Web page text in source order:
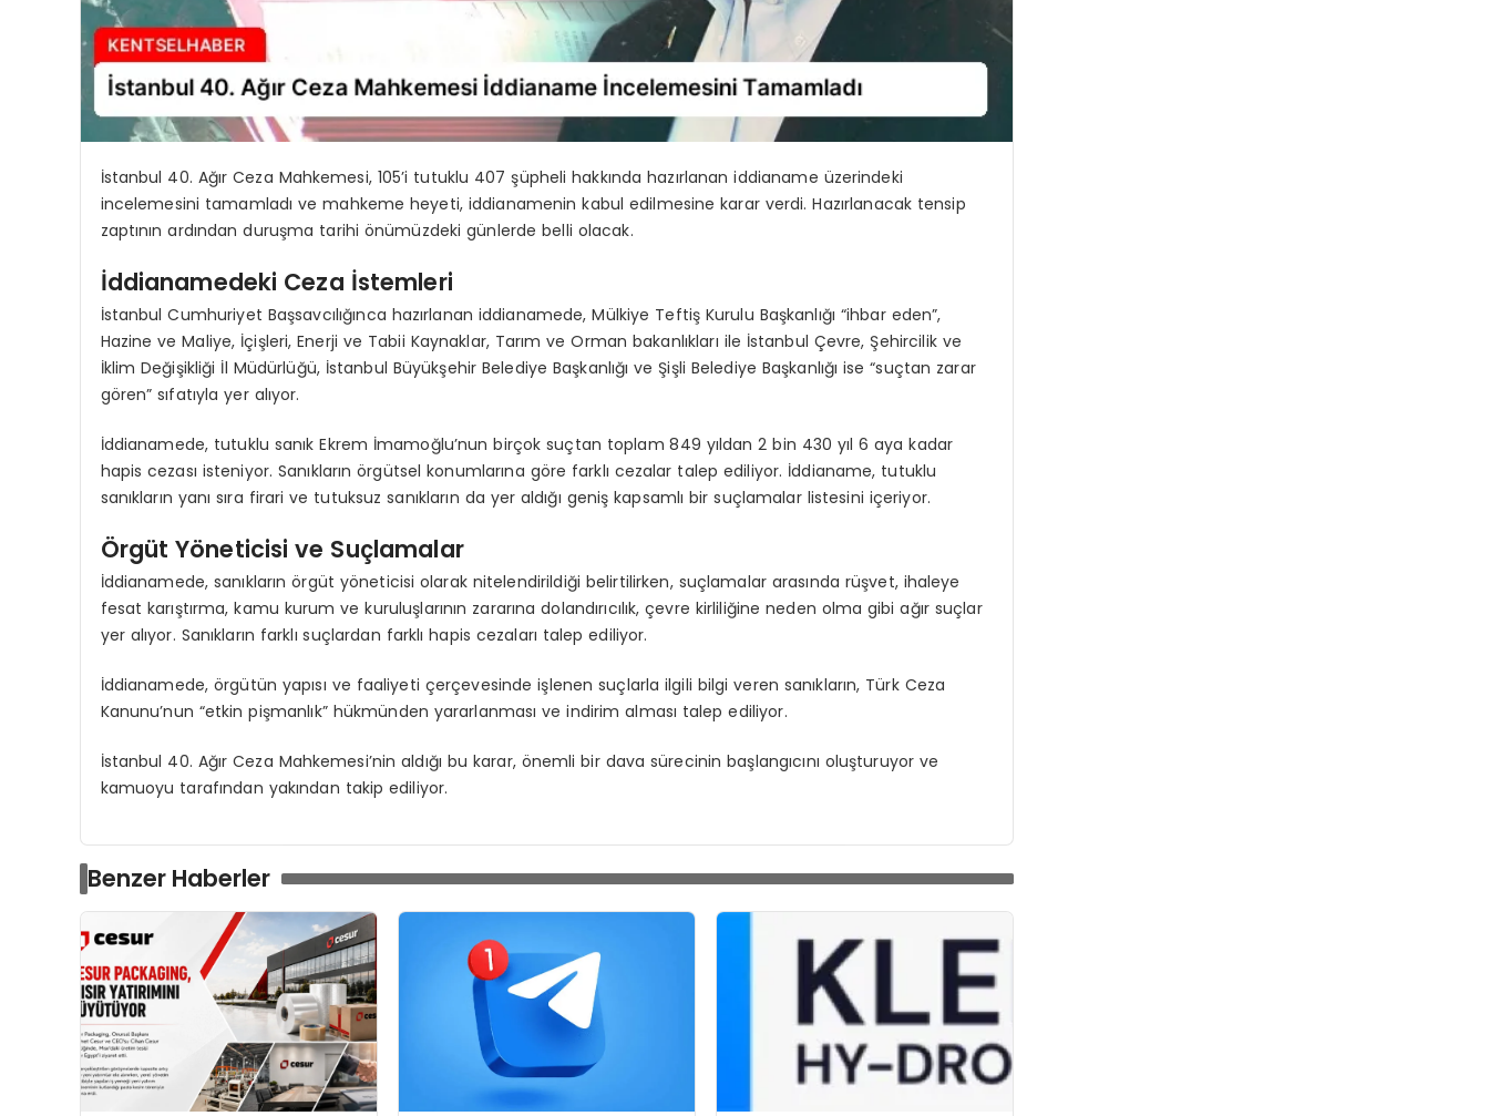
İstanbul 40. Ağır Ceza Mahkemesi, 105’i tutuklu 407 şüpheli hakkında hazırlanan iddianame üzerindeki
incelemesini tamamladı ve mahkeme heyeti, iddianamenin kabul edilmesine karar verdi. Hazırlanacak tensip
zaptının ardından duruşma tarihi önümüzdeki günlerde belli olacak.
İddianamedeki Ceza İstemleri
İstanbul Cumhuriyet Başsavcılığınca hazırlanan iddianamede, Mülkiye Teftiş Kurulu Başkanlığı “ihbar eden”,
Hazine ve Maliye, İçişleri, Enerji ve Tabii Kaynaklar, Tarım ve Orman bakanlıkları ile İstanbul Çevre, Şehircilik ve
İklim Değişikliği İl Müdürlüğü, İstanbul Büyükşehir Belediye Başkanlığı ve Şişli Belediye Başkanlığı ise “suçtan zarar
gören” sıfatıyla yer alıyor.
İddianamede, tutuklu sanık Ekrem İmamoğlu’nun birçok suçtan toplam 849 yıldan 2 bin 430 yıl 6 aya kadar
hapis cezası isteniyor. Sanıkların örgütsel konumlarına göre farklı cezalar talep ediliyor. İddianame, tutuklu
sanıkların yanı sıra firari ve tutuksuz sanıkların da yer aldığı geniş kapsamlı bir suçlamalar listesini içeriyor.
Örgüt Yöneticisi ve Suçlamalar
İddianamede, sanıkların örgüt yöneticisi olarak nitelendirildiği belirtilirken, suçlamalar arasında rüşvet, ihaleye
fesat karıştırma, kamu kurum ve kuruluşlarının zararına dolandırıcılık, çevre kirliliğine neden olma gibi ağır suçlar
yer alıyor. Sanıkların farklı suçlardan farklı hapis cezaları talep ediliyor.
İddianamede, örgütün yapısı ve faaliyeti çerçevesinde işlenen suçlarla ilgili bilgi veren sanıkların, Türk Ceza
Kanunu’nun “etkin pişmanlık” hükmünden yararlanması ve indirim alması talep ediliyor.
İstanbul 40. Ağır Ceza Mahkemesi’nin aldığı bu karar, önemli bir dava sürecinin başlangıcını oluşturuyor ve
kamuoyu tarafından yakından takip ediliyor.
Benzer Haberler